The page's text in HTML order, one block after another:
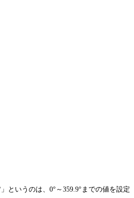
というのは、0°～359.9°までの値を設定